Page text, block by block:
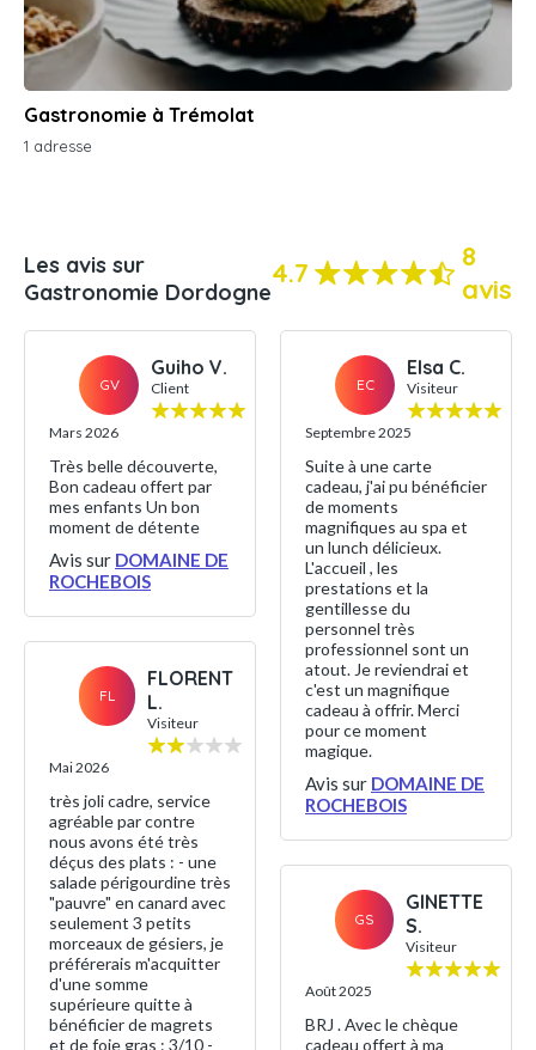
Gastronomie à Trémolat
1 adresse
Les avis sur
Gastronomie Dordogne
4.7
8
avis
GV
Guiho V.
Client
Mars 2026
Très belle découverte,
Bon cadeau offert par
mes enfants Un bon
moment de détente
Avis sur DOMAINE DE
ROCHEBOIS
FL
FLORENT
L.
Visiteur
Mai 2026
très joli cadre, service
agréable par contre
nous avons été très
déçus des plats : - une
salade périgourdine très
"pauvre" en canard avec
seulement 3 petits
morceaux de gésiers, je
préférerais m'acquitter
d'une somme
supérieure quitte à
bénéficier de magrets
et de foie gras : 3/10 -
EC
Elsa C.
Visiteur
Septembre 2025
Suite à une carte
cadeau, j'ai pu bénéficier
de moments
magnifiques au spa et
un lunch délicieux.
L'accueil , les
prestations et la
gentillesse du
personnel très
professionnel sont un
atout. Je reviendrai et
c'est un magnifique
cadeau à offrir. Merci
pour ce moment
magique.
Avis sur DOMAINE DE
ROCHEBOIS
GS
GINETTE
S.
Visiteur
Août 2025
BRJ . Avec le chèque
cadeau offert à ma